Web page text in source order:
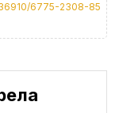
6775-2308-85